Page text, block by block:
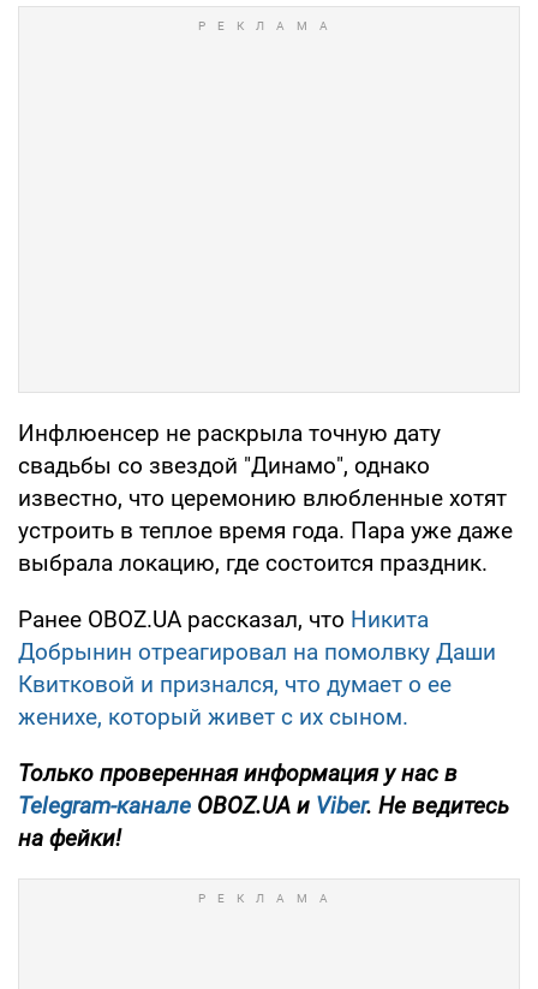
Инфлюенсер не раскрыла точную дату
свадьбы со звездой "Динамо", однако
известно, что церемонию влюбленные хотят
устроить в теплое время года. Пара уже даже
выбрала локацию, где состоится праздник.
Ранее OBOZ.UA рассказал, что Никита
Добрынин отреагировал на помолвку Даши
Квитковой и признался, что думает о ее
женихе, который живет с их сыном.
Только проверенная информация у нас в
Telegram-канале OBOZ.UA и Viber. Не ведитесь
на фейки!